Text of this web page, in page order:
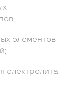
элементов
электролита